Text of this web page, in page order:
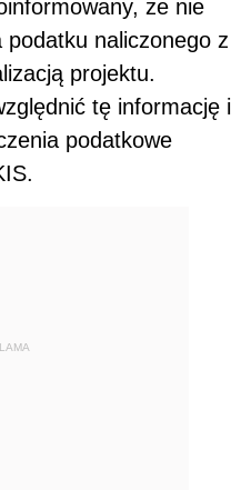
że nie
naliczonego z
projektu.
tę informację i
podatkowe